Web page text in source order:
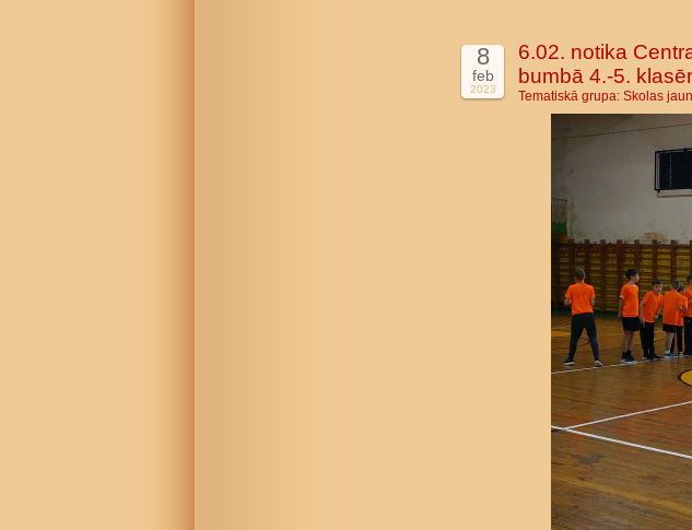
8
feb
2023
6.02. notika
bumbā 4.-5.
Tematiskā grupa: Skolas